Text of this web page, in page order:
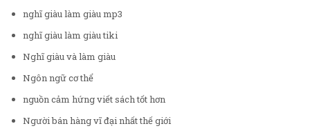
nghĩ giàu làm giàu mp3
nghĩ giàu làm giàu tiki
Nghĩ giàu và làm giàu
Ngôn ngữ cơ thể
nguồn cảm hứng viết sách tốt hơn
Người bán hàng vĩ đại nhất thế giới